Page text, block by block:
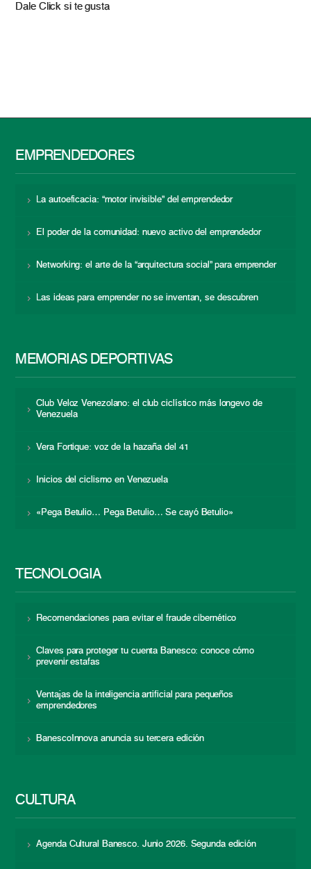
Dale Click si te gusta
EMPRENDEDORES
La autoeficacia: “motor invisible” del emprendedor
El poder de la comunidad: nuevo activo del emprendedor
Networking: el arte de la “arquitectura social” para emprender
Las ideas para emprender no se inventan, se descubren
MEMORIAS DEPORTIVAS
Club Veloz Venezolano: el club ciclístico más longevo de
Venezuela
Vera Fortique: voz de la hazaña del 41
Inicios del ciclismo en Venezuela
«Pega Betulio… Pega Betulio… Se cayó Betulio»
TECNOLOGÍA
Recomendaciones para evitar el fraude cibernético
Claves para proteger tu cuenta Banesco: conoce cómo
prevenir estafas
Ventajas de la inteligencia artificial para pequeños
emprendedores
BanescoInnova anuncia su tercera edición
CULTURA
Agenda Cultural Banesco. Junio 2026. Segunda edición